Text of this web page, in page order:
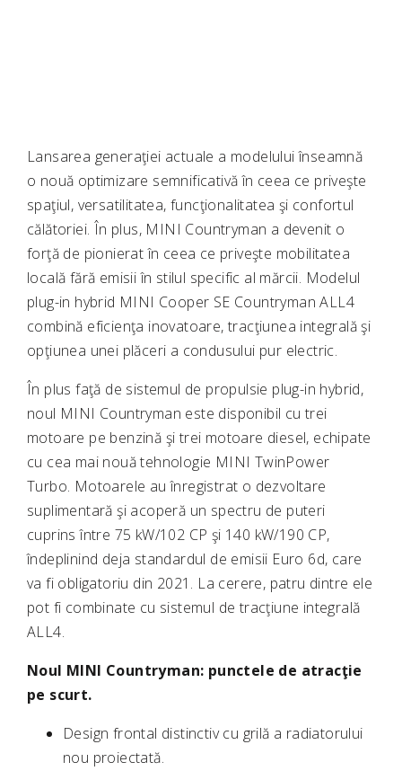
Lansarea generaţiei actuale a modelului înseamnă
o nouă optimizare semnificativă în ceea ce priveşte
spaţiul, versatilitatea, funcţionalitatea şi confortul
călătoriei. În plus, MINI Countryman a devenit o
forţă de pionierat în ceea ce priveşte mobilitatea
locală fără emisii în stilul specific al mărcii. Modelul
plug-in hybrid MINI Cooper SE Countryman ALL4
combină eficienţa inovatoare, tracţiunea integrală şi
opţiunea unei plăceri a condusului pur electric.
În plus faţă de sistemul de propulsie plug-in hybrid,
noul MINI Countryman este disponibil cu trei
motoare pe benzină şi trei motoare diesel, echipate
cu cea mai nouă tehnologie MINI TwinPower
Turbo. Motoarele au înregistrat o dezvoltare
suplimentară şi acoperă un spectru de puteri
cuprins între 75 kW/102 CP şi 140 kW/190 CP,
îndeplinind deja standardul de emisii Euro 6d, care
va fi obligatoriu din 2021. La cerere, patru dintre ele
pot fi combinate cu sistemul de tracţiune integrală
ALL4.
Noul MINI Countryman: punctele de atracţie
pe scurt.
Design frontal distinctiv cu grilă a radiatorului
nou proiectată.